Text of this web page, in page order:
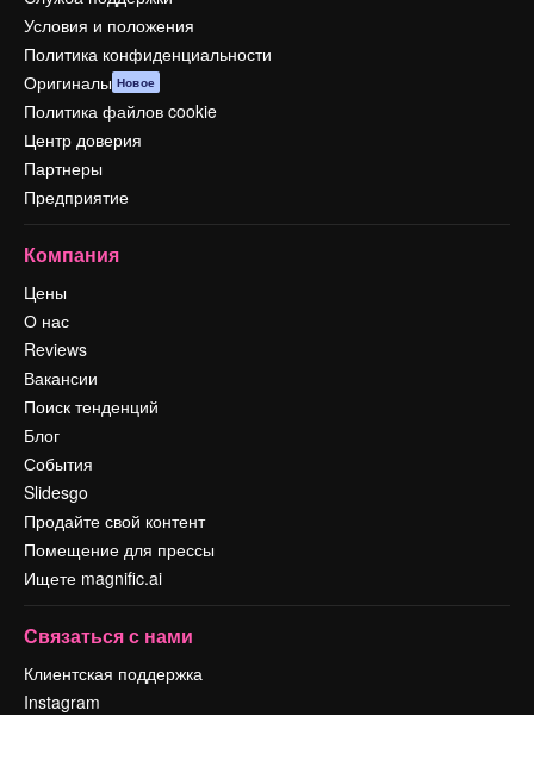
Условия и положения
Политика конфиденциальности
Оригиналы Новое
Политика файлов cookie
Центр доверия
Партнеры
Предприятие
Компания
Цены
О нас
Reviews
Вакансии
Поиск тенденций
Блог
События
Slidesgo
Продайте свой контент
Помещение для прессы
Ищете magnific.ai
Связаться с нами
Клиентская поддержка
Instagram